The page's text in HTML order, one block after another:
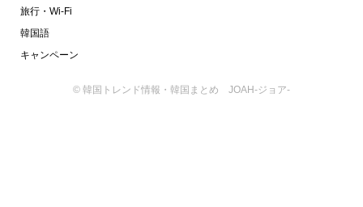
旅行・Wi-Fi
韓国語
キャンペーン
© 韓国トレンド情報・韓国まとめ JOAH-ジョア-